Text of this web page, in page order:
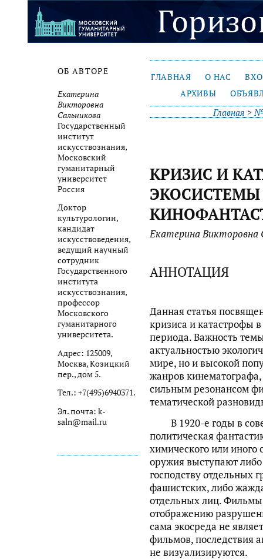
ОБ АВТОРЕ
Екатерина
Викторовна
Сальникова
Государственный
институт
искусствознания,
Московский
гуманитарный
университет
Россия
Доктор
культурологии,
кандидат
искусствоведения,
ведущий научный
сотрудник
Государственного
института
искусствознания,
профессор
Московского
гуманитарного
университета.
Адрес: 125009,
Москва, Козицкий
пер., дом 5.
Тел.: +7(495)6940371.
Эл. почта: k-
saln@mail.ru
ГЛАВНАЯ О НАС
АРХИВЫ
Главная >№
КРИЗИС И
ЭКОСИСТЕМЫ
Екатерина Викторовна
АННОТАЦИЯ
Данная статья
кризиса и катастрофы
периода. Важность
актуальностью
мире, но и высокой
жанров кинематографа,
сильным резонансом
тематической
В 1920-е годы в
политическая
химического или
оружия выступают
господству отдельных
фашистских, либо
отдельных лиц.
отображению
сама экосреда не
фильмов, последствия
не визуализируются.